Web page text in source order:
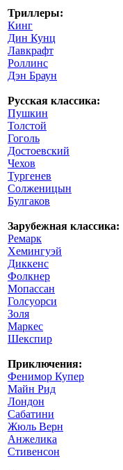
Триллеры:
Кинг
Дин Кунц
Лавкрафт
Роллинс
Дэн Браун
Русская классика:
Пушкин
Толстой
Гоголь
Достоевский
Чехов
Тургенев
Солженицын
Булгаков
Зарубежная классика:
Ремарк
Хемингуэй
Диккенс
Фолкнер
Мопассан
Голсуорси
Золя
Маркес
Шекспир
Приключения:
Фенимор Купер
Майн Рид
Лондон
Сабатини
Жюль Верн
Анжелика
Стивенсон